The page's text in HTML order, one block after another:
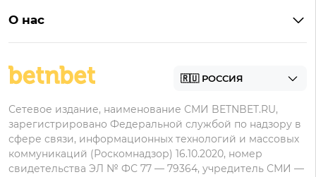
Леон
Zenit
Бонусы Леон
БК для ставок с мобильного
Фонбет на Андроид
Олимп на Андроид
О нас
Пользовательское соглашение
данных
Сетевое издание, наименование СМИ BETNBET.RU,
зарегистрировано Федеральной службой по надзору в
сфере связи, информационных технологий и массовых
коммуникаций (Роскомнадзор) 16.10.2020, номер
свидетельства ЭЛ № ФС 77 — 79364, учредитель СМИ —